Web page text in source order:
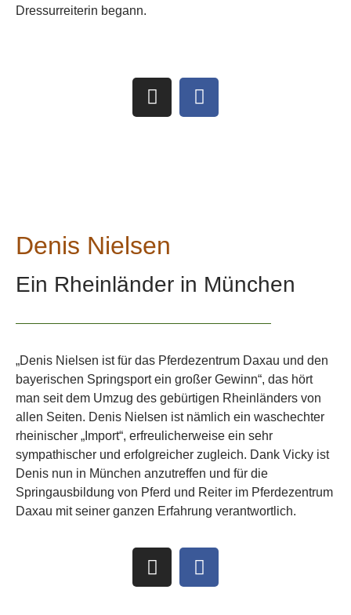
Dressurreiterin begann.
Denis Nielsen
Ein Rheinländer in München
„Denis Nielsen ist für das Pferdezentrum Daxau und den
bayerischen Springsport ein großer Gewinn“, das hört
man seit dem Umzug des gebürtigen Rheinländers von
allen Seiten. Denis Nielsen ist nämlich ein waschechter
rheinischer „Import“, erfreulicherweise ein sehr
sympathischer und erfolgreicher zugleich. Dank Vicky ist
Denis nun in München anzutreffen und für die
Springausbildung von Pferd und Reiter im Pferdezentrum
Daxau mit seiner ganzen Erfahrung verantwortlich.